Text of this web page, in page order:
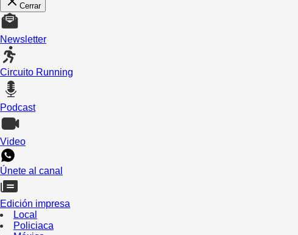
Cerrar
Newsletter
Circuito Running
Podcast
Video
Únete al canal
Edición impresa
Local
Policiaca